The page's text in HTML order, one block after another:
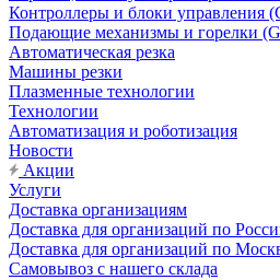
Контроллеры и блоки управления
Подающие механизмы и горелки
Автоматическая резка
Машины резки
Плазменные технологии
Технологии
Автоматизация и роботизация
Новости
Акции
Услуги
Доставка организациям
Доставка для организаций по
Доставка для организаций по
Самовывоз с нашего склада